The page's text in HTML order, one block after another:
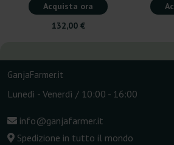
Acquista ora
132,00 €
GanjaFarmer.it
Lunedì - Venerdì / 10:00 - 16:00
info@ganjafarmer.it
Spedizione in tutto il mondo